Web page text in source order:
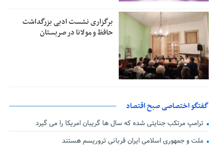
برگزاری نشست ادبی بزرگداشت
حافظ و مولانا در صربستان
گفتگو اختصاصی صبح اقتصاد
ترامپ مرتکب جنایتی شده که سال ها گریبان امریکا را می گیرد
ملت و جمهوری اسلامی ایران قربانی تروریسم هستند